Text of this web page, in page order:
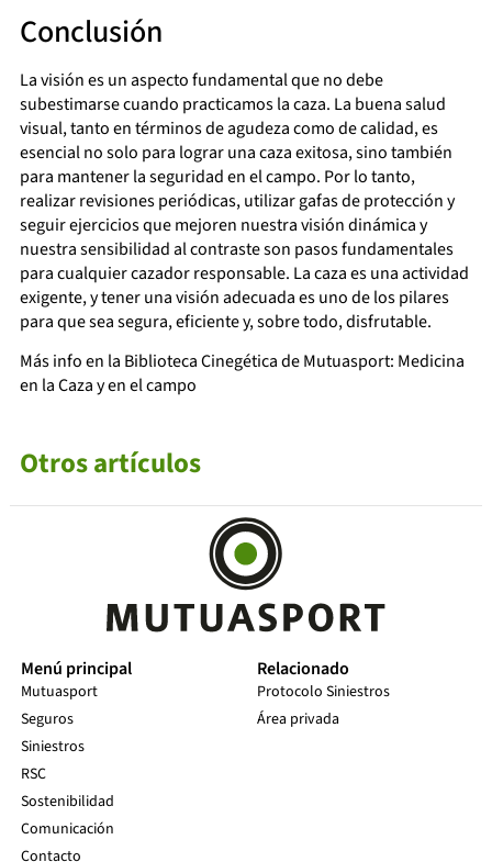
Conclusión
La visión es un aspecto fundamental que no debe
subestimarse cuando practicamos la caza. La buena salud
visual, tanto en términos de agudeza como de calidad, es
esencial no solo para lograr una caza exitosa, sino también
para mantener la seguridad en el campo. Por lo tanto,
realizar revisiones periódicas, utilizar gafas de protección y
seguir ejercicios que mejoren nuestra visión dinámica y
nuestra sensibilidad al contraste son pasos fundamentales
para cualquier cazador responsable. La caza es una actividad
exigente, y tener una visión adecuada es uno de los pilares
para que sea segura, eficiente y, sobre todo, disfrutable.
Más info en la Biblioteca Cinegética de Mutuasport: Medicina
en la Caza y en el campo
Otros artículos
Menú principal
Mutuasport
Seguros
Siniestros
RSC
Sostenibilidad
Comunicación
Contacto
Relacionado
Protocolo Siniestros
Área privada